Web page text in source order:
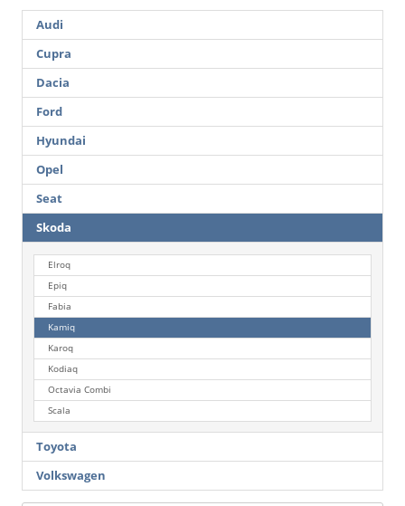
Audi
Cupra
Dacia
Ford
Hyundai
Opel
Seat
Skoda
Elroq
Epiq
Fabia
Kamiq
Karoq
Kodiaq
Octavia Combi
Scala
Toyota
Volkswagen